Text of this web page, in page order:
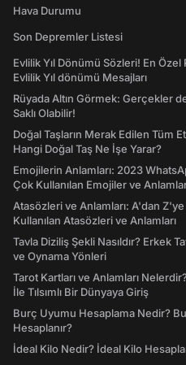
Hava Durumu
Son Depremler Listesi
Evlilik Yıl Dönümü Sözleri! En
Evlilik Yıl dönümü Mesajları
Rüyada Altın Görmek: Gerçekler
Saklı Olabilir!
Doğal Taşların Merak Edilen Tüm
Hangi Doğal Taş Ne İşe Yarar?
Emojilerin Anlamları: 2023
Çok Kullanılan Emojiler ve
Atasözleri ve Anlamları: A'dan
Kullanılan Atasözleri ve Anlamları
Tavla Diziliş Şekli Nasıldır? Erkek
ve Oynama Yönleri
Tarot Kartları ve Anlamları
İle Tılsımlı Bir Dünyaya Giriş
Burç Uyumu Hesaplama Nedir?
Hesaplanır?
İdeal Kilo Nedir? İdeal Kilo